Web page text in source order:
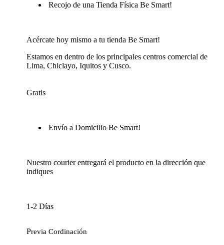
Recojo de una Tienda Física Be Smart!
Acércate hoy mismo a tu tienda Be Smart!
Estamos en dentro de los principales centros comercial de
Lima, Chiclayo, Iquitos y Cusco.
Gratis
Envío a Domicilio Be Smart!
Nuestro courier entregará el producto en la dirección que
indiques
1-2 Días
Previa Cordinación